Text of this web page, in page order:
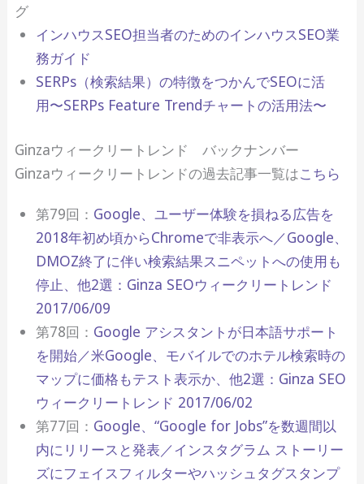
グ
インハウスSEO担当者のためのインハウスSEO業
務ガイド
SERPs（検索結果）の特徴をつかんでSEOに活
用〜SERPs Feature Trendチャートの活用法〜
Ginzaウィークリートレンド バックナンバー
Ginzaウィークリートレンドの過去記事一覧はこちら
第79回： Google、ユーザー体験を損ねる広告を
2018年初め頃からChromeで非表示へ／Google、
DMOZ終了に伴い検索結果スニペットへの使用も
停止、他2選：Ginza SEOウィークリートレンド
2017/06/09
第78回： Google アシスタントが日本語サポート
を開始／米Google、モバイルでのホテル検索時の
マップに価格もテスト表示か、他2選：Ginza SEO
ウィークリートレンド 2017/06/02
第77回： Google、“Google for Jobs”を数週間以
内にリリースと発表／インスタグラム ストーリー
ズにフェイスフィルターやハッシュタグスタンプ